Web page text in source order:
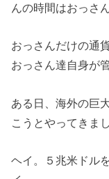
んの時間はおっさ
おっさんだけの通
おっさん達自身が
ある日、海外の巨
こうとやってきまし
ヘイ。５兆米ドル